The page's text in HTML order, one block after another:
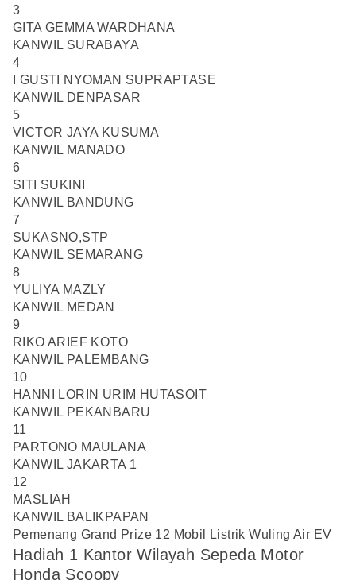
3
GITA GEMMA WARDHANA
KANWIL SURABAYA
4
I GUSTI NYOMAN SUPRAPTASE
KANWIL DENPASAR
5
VICTOR JAYA KUSUMA
KANWIL MANADO
6
SITI SUKINI
KANWIL BANDUNG
7
SUKASNO,STP
KANWIL SEMARANG
8
YULIYA MAZLY
KANWIL MEDAN
9
RIKO ARIEF KOTO
KANWIL PALEMBANG
10
HANNI LORIN URIM HUTASOIT
KANWIL PEKANBARU
11
PARTONO MAULANA
KANWIL JAKARTA 1
12
MASLIAH
KANWIL BALIKPAPAN
Pemenang Grand Prize 12 Mobil Listrik Wuling Air EV
Hadiah 1 Kantor Wilayah Sepeda Motor
Honda Scoopy